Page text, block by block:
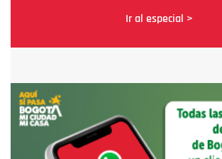
Ir al especial >